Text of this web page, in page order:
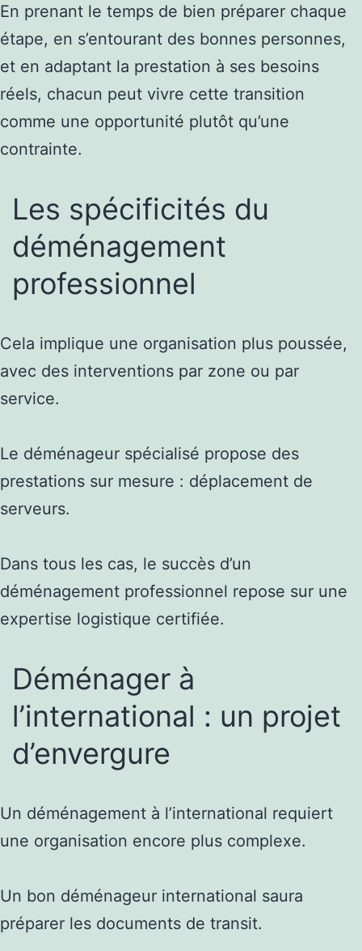
En prenant le temps de bien préparer chaque
étape, en s’entourant des bonnes personnes,
et en adaptant la prestation à ses besoins
réels, chacun peut vivre cette transition
comme une opportunité plutôt qu’une
contrainte.
Les spécificités du
déménagement
professionnel
Cela implique une organisation plus poussée,
avec des interventions par zone ou par
service.
Le déménageur spécialisé propose des
prestations sur mesure : déplacement de
serveurs.
Dans tous les cas, le succès d’un
déménagement professionnel repose sur une
expertise logistique certifiée.
Déménager à
l’international : un projet
d’envergure
Un déménagement à l’international requiert
une organisation encore plus complexe.
Un bon déménageur international saura
préparer les documents de transit.